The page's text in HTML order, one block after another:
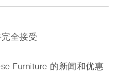
全接受
Furniture 的新闻和优惠